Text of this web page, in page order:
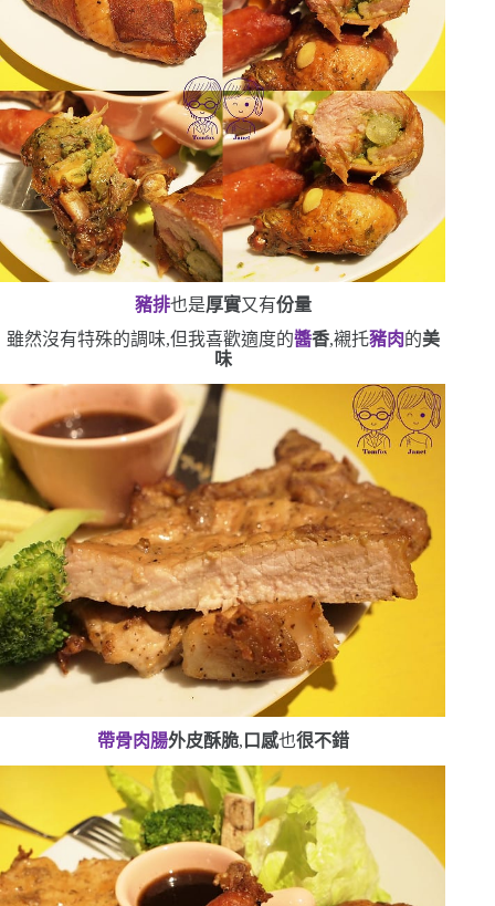
豬排也是厚實又有份量
雖然沒有特殊的調味,但我喜歡適度的醬香,襯托豬肉的美
味
帶骨肉腸外皮酥脆, 口感也很不錯